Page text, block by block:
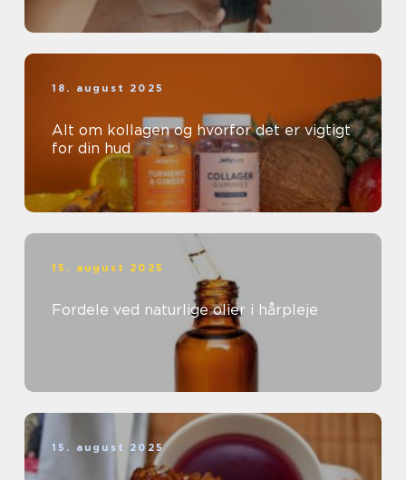
18. august 2025
Alt om kollagen og hvorfor det er vigtigt
for din hud
15. august 2025
Fordele ved naturlige olier i hårpleje
15. august 2025